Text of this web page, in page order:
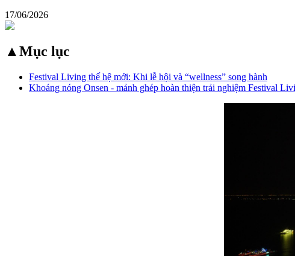
17/06/2026
▲Mục lục
Festival Living thế hệ mới: Khi lễ hội và “wellness” song hành
Khoáng nóng Onsen - mảnh ghép hoàn thiện trải nghiệm Festival